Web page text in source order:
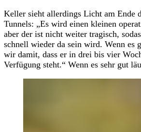
Keller sieht allerdings Licht am Ende
Tunnels: „Es wird einen kleinen
aber der ist nicht weiter tragisch,
schnell wieder da sein wird. Wenn es
wir damit, dass er in drei bis vier
Verfügung steht.“ Wenn es sehr gut